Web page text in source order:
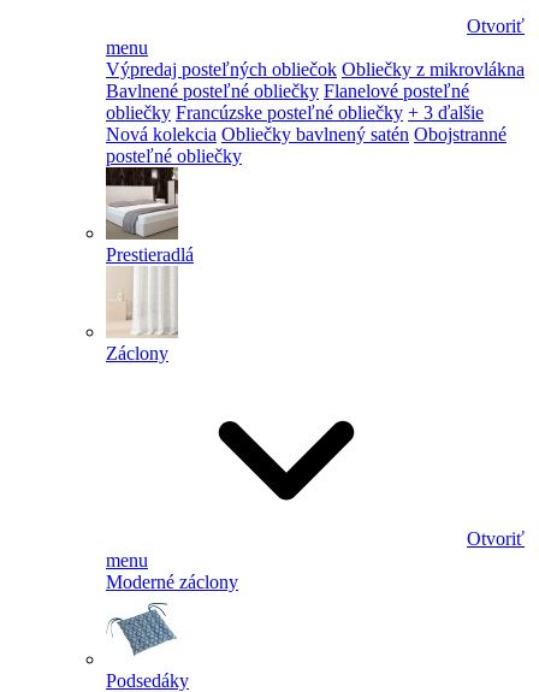
Otvoriť
menu
Výpredaj posteľných obliečok Obliečky z mikrovlákna
Bavlnené posteľné obliečky Flanelové posteľné
obliečky Francúzske posteľné obliečky + 3 ďalšie
Nová kolekcia Obliečky bavlnený satén Obojstranné
posteľné obliečky
Prestieradlá
Záclony
Otvoriť
menu
Moderné záclony
Podsedáky